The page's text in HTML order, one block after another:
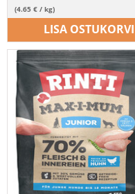
(4.65 € / kg)
LISA OSTUKORVI